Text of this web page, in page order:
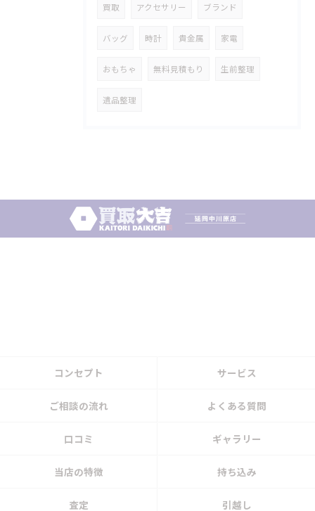
買取 アクセサリー ブランド
バッグ 時計 貴金属 家電
おもちゃ 無料見積もり 生前整理
遺品整理
コンセプト サービス
ご相談の流れ よくある質問
口コミ ギャラリー
当店の特徴 持ち込み
査定 引越し